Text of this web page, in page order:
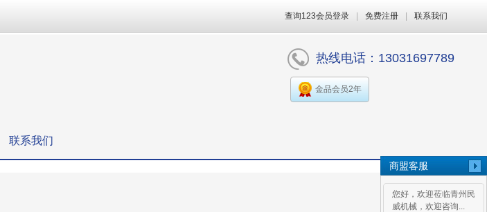
查询123会员登录 免费注册 联系我们
热线电话：13031697789
金品会员2年
联系我们
商盟客服
您好，欢迎莅临青州民
威机械，欢迎咨询...